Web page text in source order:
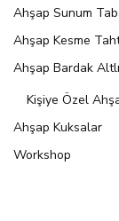
Ahşap Sunum
Ahşap Kesme
Ahşap Bardak
Kişiye Özel
Ahşap Kuksalar
Workshop